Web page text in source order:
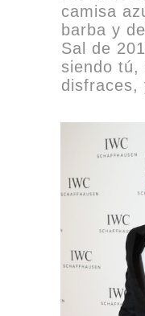
camisa
barba y
Sal de
siendo tú,
disfraces,